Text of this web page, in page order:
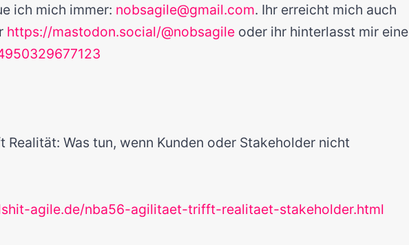
ich mich immer: nobsagile@gmail.com. Ihr erreicht mich auch
https://mastodon.social/@nobsagileoder ihr hinterlasst mir eine
Was tun, wenn Kunden oder Stakeholder nicht
agile.de/nba56-agilitaet-trifft-realitaet-stakeholder.html